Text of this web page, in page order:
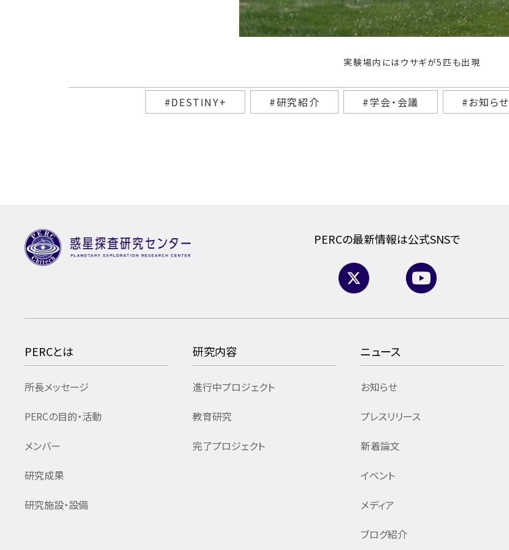
実験場内にはウサギが5匹も出現
#DESTINY+ #研究紹介 #学会・会議 #お知らせ
PERCの最新情報は公式SNSで
PERCとは
所長メッセージ
PERCの目的・活動
メンバー
研究成果
研究施設・設備
研究内容
進行中プロジェクト
教育研究
完了プロジェクト
ニュース
お知らせ
プレスリリース
新着論文
イベント
メディア
ブログ紹介